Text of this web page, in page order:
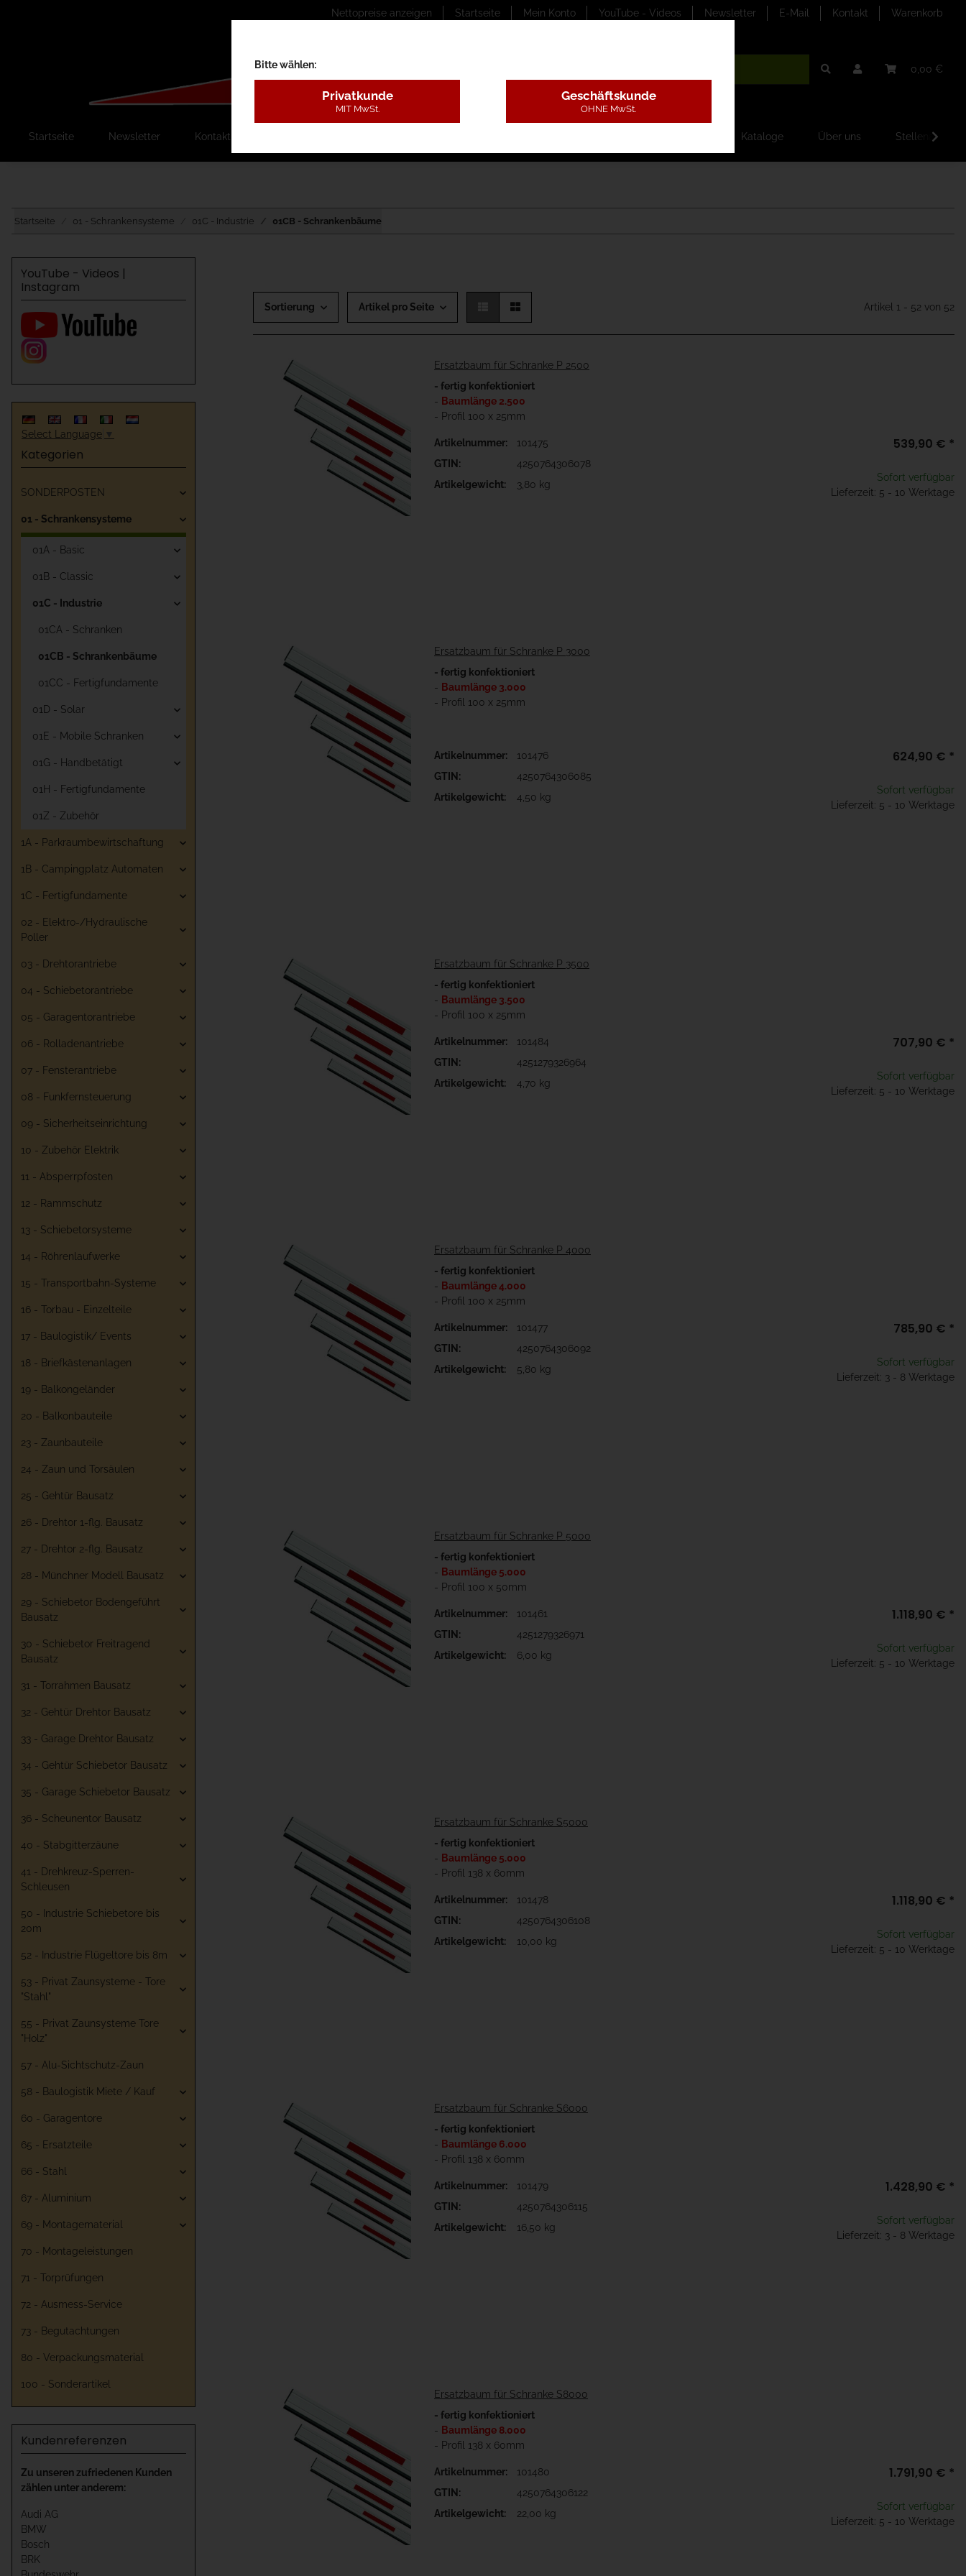
Nettopreise anzeigen Startseite Mein Konto YouTube - Videos Newsletter E-Mail Kontakt Warenkorb
0,00 €
Startseite Newsletter Kontakt Kataloge Über uns
Startseite 01 - Schrankensysteme 01C - Industrie 01CB - Schrankenbäume
Sortierung Artikel pro Seite Artikel 1 - 52 von 52
Ersatzbaum für Schranke P 2500
- fertig konfektioniert
- Baumlänge 2.500
- Profil 100 x 25mm
Artikelnummer:
101475
GTIN:
4250764306078
Artikelgewicht:
3,80 kg
539,90 € *
Sofort verfügbar
Lieferzeit: 5 - 10 Werktage
Ersatzbaum für Schranke P 3000
- fertig konfektioniert
- Baumlänge 3.000
- Profil 100 x 25mm
Artikelnummer:
101476
GTIN:
4250764306085
Artikelgewicht:
4,50 kg
624,90 € *
Sofort verfügbar
Lieferzeit: 5 - 10 Werktage
Ersatzbaum für Schranke P 3500
- fertig konfektioniert
- Baumlänge 3.500
- Profil 100 x 25mm
Artikelnummer:
101484
GTIN:
4251279326964
Artikelgewicht:
4,70 kg
707,90 € *
Sofort verfügbar
Lieferzeit: 5 - 10 Werktage
Ersatzbaum für Schranke P 4000
- fertig konfektioniert
- Baumlänge 4.000
- Profil 100 x 25mm
Artikelnummer:
101477
GTIN:
4250764306092
Artikelgewicht:
5,80 kg
785,90 € *
Sofort verfügbar
Lieferzeit: 3 - 8 Werktage
Ersatzbaum für Schranke P 5000
- fertig konfektioniert
- Baumlänge 5.000
- Profil 100 x 50mm
Artikelnummer:
101461
GTIN:
4251279326971
Artikelgewicht:
6,00 kg
1.118,90 € *
Sofort verfügbar
Lieferzeit: 5 - 10 Werktage
Ersatzbaum für Schranke S5000
- fertig konfektioniert
- Baumlänge 5.000
- Profil 138 x 60mm
Artikelnummer:
101478
GTIN:
4250764306108
Artikelgewicht:
10,00 kg
1.118,90 € *
Sofort verfügbar
Lieferzeit: 5 - 10 Werktage
Ersatzbaum für Schranke S6000
- fertig konfektioniert
- Baumlänge 6.000
- Profil 138 x 60mm
Artikelnummer:
101479
GTIN:
4250764306115
Artikelgewicht:
16,50 kg
1.428,90 € *
Sofort verfügbar
Lieferzeit: 3 - 8 Werktage
Ersatzbaum für Schranke S8000
- fertig konfektioniert
- Baumlänge 8.000
- Profil 138 x 60mm
Artikelnummer:
101480
GTIN:
4250764306122
Artikelgewicht:
22,00 kg
1.791,90 € *
Sofort verfügbar
Lieferzeit: 5 - 10 Werktage
YouTube - Videos |
Instagram
Select Language ▼
Kategorien
SONDERPOSTEN
01 - Schrankensysteme
01A - Basic
01B - Classic
01C - Industrie
01CA - Schranken
01CB - Schrankenbäume
01CC - Fertigfundamente
01D - Solar
01E - Mobile Schranken
01G - Handbetätigt
01H - Fertigfundamente
01Z - Zubehör
1A - Parkraumbewirtschaftung
1B - Campingplatz Automaten
1C - Fertigfundamente
02 - Elektro-/Hydraulische
Poller
03 - Drehtorantriebe
04 - Schiebetorantriebe
05 - Garagentorantriebe
06 - Rolladenantriebe
07 - Fensterantriebe
08 - Funkfernsteuerung
09 - Sicherheitseinrichtung
10 - Zubehör Elektrik
11 - Absperrpfosten
12 - Rammschutz
13 - Schiebetorsysteme
14 - Röhrenlaufwerke
15 - Transportbahn-Systeme
16 - Torbau - Einzelteile
17 - Baulogistik/ Events
18 - Briefkästenanlagen
19 - Balkongeländer
20 - Balkonbauteile
23 - Zaunbauteile
24 - Zaun und Torsäulen
25 - Gehtür Bausatz
26 - Drehtor 1-flg. Bausatz
27 - Drehtor 2-flg. Bausatz
28 - Münchner Modell Bausatz
29 - Schiebetor Bodengeführt
Bausatz
30 - Schiebetor Freitragend
Bausatz
31 - Torrahmen Bausatz
32 - Gehtür Drehtor Bausatz
33 - Garage Drehtor Bausatz
34 - Gehtür Schiebetor Bausatz
35 - Garage Schiebetor Bausatz
36 - Scheunentor Bausatz
40 - Stabgitterzäune
41 - Drehkreuz-Sperren-
Schleusen
50 - Industrie Schiebetore bis
20m
52 - Industrie Flügeltore bis 8m
53 - Privat Zaunsysteme - Tore
"Stahl"
55 - Privat Zaunsysteme Tore
"Holz"
57 - Alu-Sichtschutz-Zaun
58 - Baulogistik Miete / Kauf
60 - Garagentore
65 - Ersatzteile
66 - Stahl
67 - Aluminium
69 - Montagematerial
70 - Montageleistungen
71 - Torprüfungen
72 - Ausmess-Service
73 - Begutachtungen
80 - Verpackungsmaterial
100 - Sonderartikel
Kundenreferenzen
Zu unseren zufriedenen Kunden
zählen unter anderem:
Audi AG
BMW
Bosch
BRK
Bitte wählen:
Privatkunde
MIT MwSt.
Geschäftskunde
OHNE MwSt.